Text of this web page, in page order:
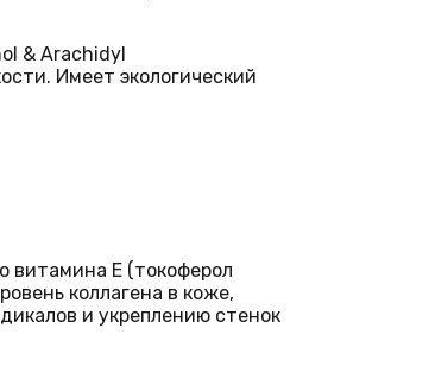
& Arachidyl
Имеет экологический
витамина Е (токоферол
коллагена в коже,
и укреплению стенок